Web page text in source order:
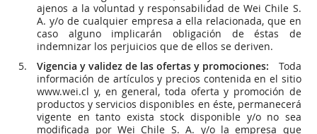
ajenos a la voluntad y responsabilidad de Wei Chile S.
A. y/o de cualquier empresa a ella relacionada, que en
caso alguno implicarán obligación de éstas de
indemnizar los perjuicios que de ellos se deriven.
Vigencia y validez de las ofertas y promociones: Toda
información de artículos y precios contenida en el sitio
www.wei.cl y, en general, toda oferta y promoción de
productos y servicios disponibles en éste, permanecerá
vigente en tanto exista stock disponible y/o no sea
modificada por Wei Chile S. A. y/o la empresa que